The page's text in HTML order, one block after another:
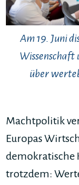
Am 19. Juni
Wissenschaft
über
Machtpolitik
Europas
demokratische
trotzdem: